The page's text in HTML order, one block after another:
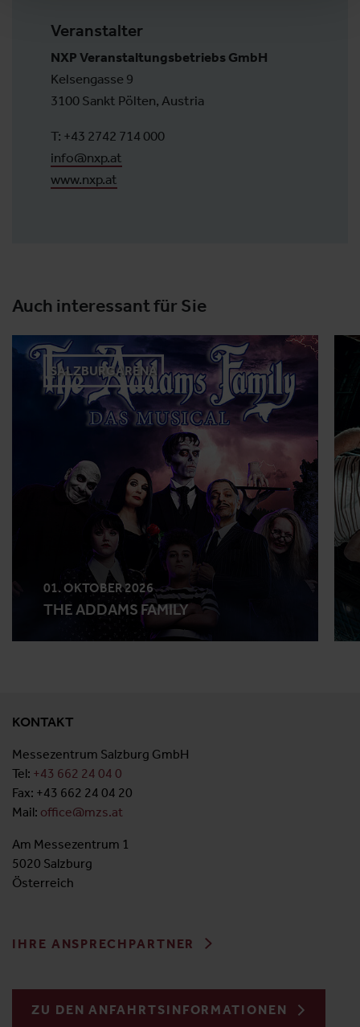
Veranstalter
NXP Veranstaltungsbetriebs GmbH
Kelsengasse 9
3100 Sankt Pölten, Austria
T: +43 2742 714 000
info@nxp.at
www.nxp.at
Auch interessant für Sie
SALZBURGARENA
01. OKTOBER 2026
THE ADDAMS FAMILY
KONTAKT
Messezentrum Salzburg GmbH
Tel: +43 662 24 04 0
Fax: +43 662 24 04 20
Mail: office@mzs.at
Am Messezentrum 1
5020 Salzburg
Österreich
IHRE ANSPRECHPARTNER
ZU DEN ANFAHRTSINFORMATIONEN